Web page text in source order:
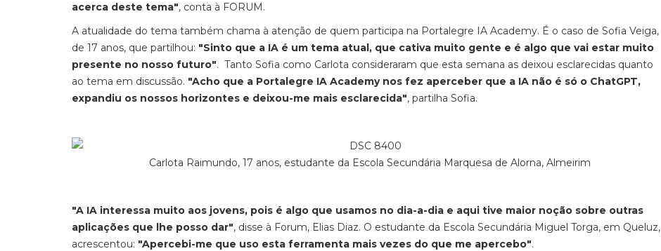
acerca deste tema", conta à FORUM.
A atualidade do tema também chama à atenção de quem participa na Portalegre IA Academy. É o caso de Sofia Veiga,
de 17 anos, que partilhou: "Sinto que a IA é um tema atual, que cativa muito gente e é algo que vai estar muito
presente no nosso futuro". Tanto Sofia como Carlota consideraram que esta semana as deixou esclarecidas quanto
ao tema em discussão. "Acho que a Portalegre IA Academy nos fez aperceber que a IA não é só o ChatGPT,
expandiu os nossos horizontes e deixou-me mais esclarecida", partilha Sofia.
Carlota Raimundo, 17 anos, estudante da Escola Secundária Marquesa de Alorna, Almeirim
"A IA interessa muito aos jovens, pois é algo que usamos no dia-a-dia e aqui tive maior noção sobre outras
aplicações que lhe posso dar", disse à Forum, Elias Diaz. O estudante da Escola Secundária Miguel Torga, em Queluz,
acrescentou: "Apercebi-me que uso esta ferramenta mais vezes do que me apercebo".